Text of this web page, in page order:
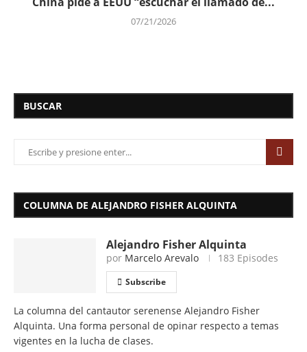
07/21/2026
BUSCAR
COLUMNA DE ALEJANDRO FISHER ALQUINTA
Alejandro Fisher Alquinta
por Marcelo Arevalo 183 Episodes
Subscribe
La columna del cantautor serenense Alejandro Fisher
Alquinta. Una forma personal de opinar respecto a temas
vigentes en la lucha de clases.